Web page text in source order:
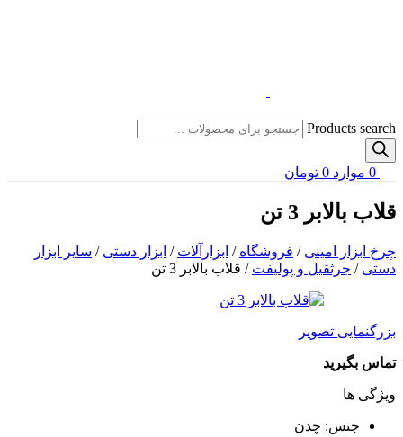
Products search
0 موارد 0 تومان
قلاب بالابر 3 تن
چرخ ابزار امینی / فروشگاه / ابزارآلات / ابزار دستی / سایر ابزار
دستی / جرثقیل و پولیفت / قلاب بالابر 3 تن
بزرگنمایی تصویر
تماس بگیرید
ویژگی ها
جنس: چدن